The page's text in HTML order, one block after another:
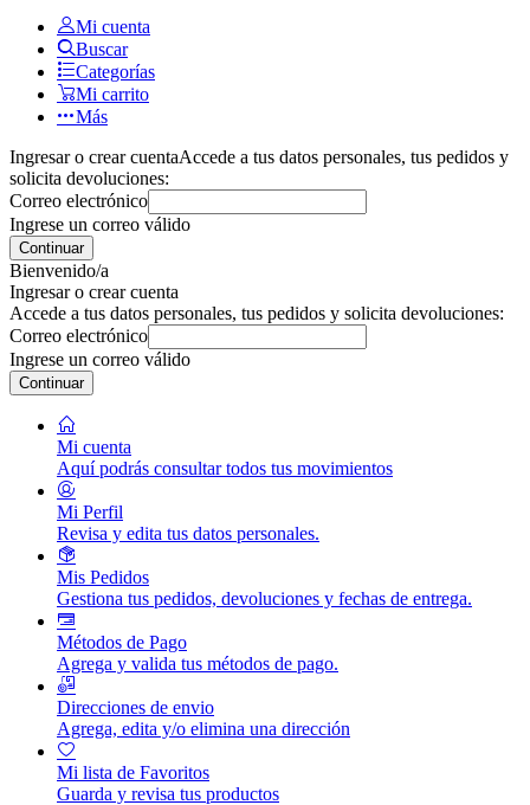
Mi cuenta
Buscar
Categorías
Mi carrito
Más
Ingresar o crear cuentaAccede a tus datos personales, tus pedidos y
solicita devoluciones:
Correo electrónico
Ingrese un correo válido
Continuar
Bienvenido/a
Ingresar o crear cuenta
Accede a tus datos personales, tus pedidos y solicita devoluciones:
Correo electrónico
Ingrese un correo válido
Continuar
Mi cuenta
Aquí podrás consultar todos tus movimientos
Mi Perfil
Revisa y edita tus datos personales.
Mis Pedidos
Gestiona tus pedidos, devoluciones y fechas de entrega.
Métodos de Pago
Agrega y valida tus métodos de pago.
Direcciones de envio
Agrega, edita y/o elimina una dirección
Mi lista de Favoritos
Guarda y revisa tus productos